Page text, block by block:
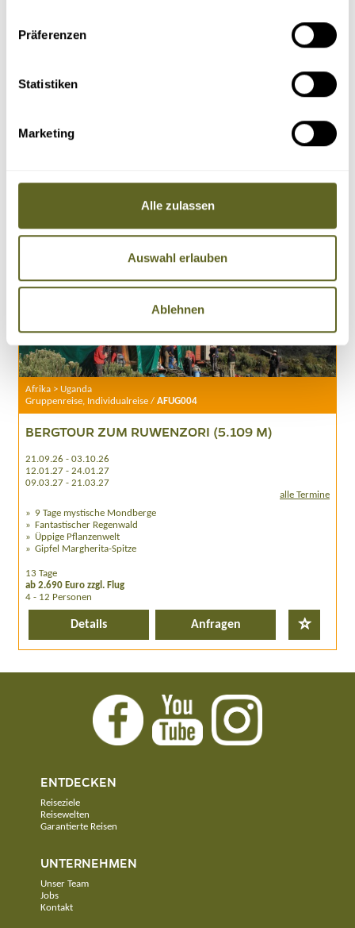
Präferenzen
Statistiken
Marketing
Alle zulassen
Auswahl erlauben
Ablehnen
Nur Reisen mit garantierten Terminen
Afrika > Uganda
Gruppenreise, Individualreise / AFUG004
BERGTOUR ZUM RUWENZORI (5.109 M)
21.09.26 - 03.10.26
12.01.27 - 24.01.27
09.03.27 - 21.03.27
alle Termine
9 Tage mystische Mondberge
Fantastischer Regenwald
Üppige Pflanzenwelt
Gipfel Margherita-Spitze
13 Tage
ab 2.690 Euro zzgl. Flug
4 - 12 Personen
Details Anfragen
ENTDECKEN
Reiseziele
Reisewelten
Garantierte Reisen
UNTERNEHMEN
Unser Team
Jobs
Kontakt